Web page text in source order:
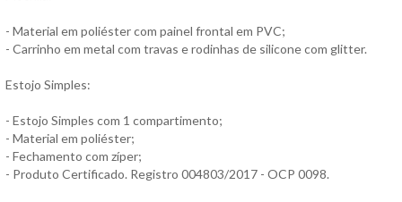
- Material em poliéster com painel frontal em PVC;
- Carrinho em metal com travas e rodinhas de silicone com glitter.
Estojo Simples:
- Estojo Simples com 1 compartimento;
- Material em poliéster;
- Fechamento com zíper;
- Produto Certificado. Registro 004803/2017 - OCP 0098.